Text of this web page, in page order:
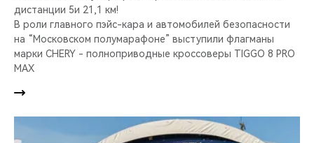
дистанции 5и 21,1 км!
В роли главного пэйс-кара и автомобилей безопасности
на “Московском полумарафоне” выступили флагманы
марки CHERY - полноприводные кроссоверы TIGGO 8 PRO
MAX